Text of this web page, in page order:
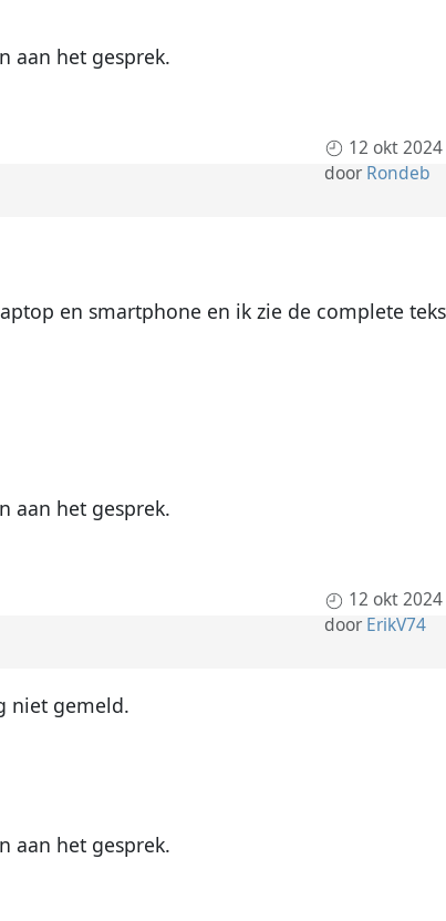
aan het gesprek.
12 okt 2024
doorRondeb
en smartphone en ik zie de complete
aan het gesprek.
12 okt
door ErikV74
niet gemeld.
aan het gesprek.